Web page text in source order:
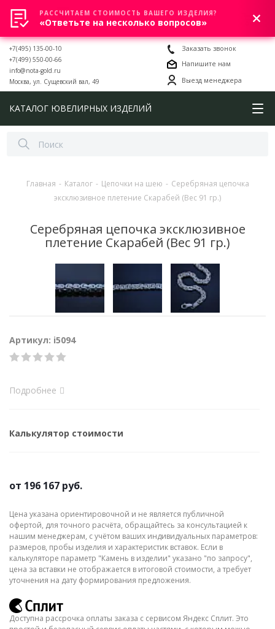
0
+7(495) 135-00-10
+7(499) 550-00-66
info@nota-gold.ru
Москва, ул. Сущевский вал, 49
Заказать звонок
Напишите нам
Выезд менеджера
КАТАЛОГ ЮВЕЛИРНЫХ ИЗДЕЛИЙ
Главная - Каталог - Цепочки на шею - Серебряная цепочка
эксклюзивное плетение Скарабей (Вес 91 гр.)
Серебряная цепочка эксклюзивное
плетение Скарабей (Вес 91 гр.)
Артикул: i5094
Подробнее
Калькулятор стоимости
от 196 167 руб.
Цена указана ориентировочной и не является публичной
офертой, для точного расчёта, обращайтесь за консультацией к
нашим менеджерам, с учётом ваших индивидуальных параметров:
размеров, пробы изделия и характеристик вставок. Если в
калькуляторе параметр "Камень в изделии" указано "по запросу",
цена за вставки не отображается в итоговой стоимости, а требует
уточнения на дату формирования предложения.
Доступна рассрочка оплаты заказа с сервисом Яндекс Сплит. Это
РАССЧИТАЕМ СТОИМОСТЬ ВАШЕГО ИЗДЕЛИЯ?
«Ответьте на несколько вопросов»